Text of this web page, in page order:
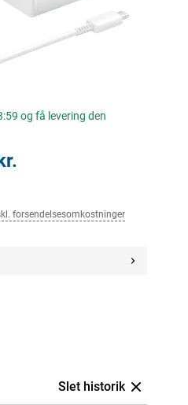
og få levering den
forsendelsesomkostninger
Slet historik